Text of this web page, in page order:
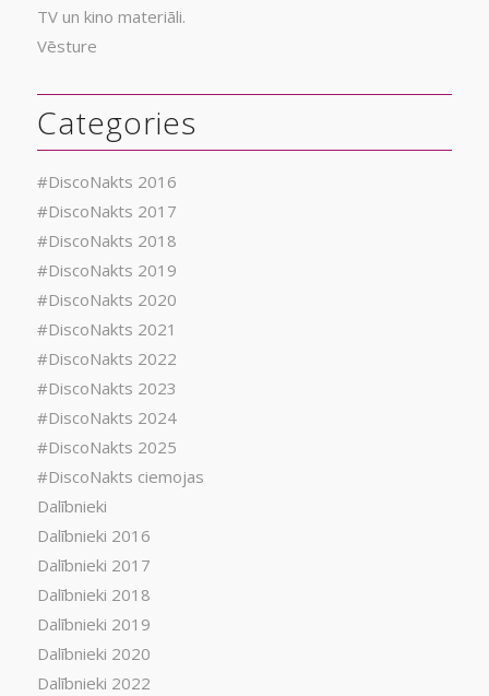
TV un kino materiāli.
Vēsture
Categories
#DiscoNakts 2016
#DiscoNakts 2017
#DiscoNakts 2018
#DiscoNakts 2019
#DiscoNakts 2020
#DiscoNakts 2021
#DiscoNakts 2022
#DiscoNakts 2023
#DiscoNakts 2024
#DiscoNakts 2025
#DiscoNakts ciemojas
Dalībnieki
Dalībnieki 2016
Dalībnieki 2017
Dalībnieki 2018
Dalībnieki 2019
Dalībnieki 2020
Dalībnieki 2022